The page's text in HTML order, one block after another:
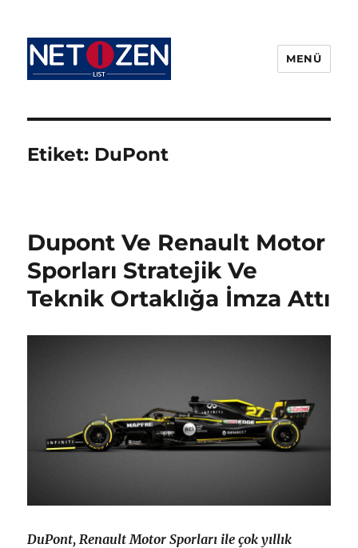
MENÜ
Etiket: DuPont
Dupont Ve Renault Motor
Sporları Stratejik Ve
Teknik Ortaklığa İmza Attı
DuPont, Renault Motor Sporları ile çok yıllık